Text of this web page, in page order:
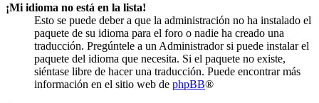
¡Mi idioma no está en la lista!
Esto se puede deber a que la administración no ha instalado el
paquete de su idioma para el foro o nadie ha creado una
traducción. Pregúntele a un Administrador si puede instalar el
paquete del idioma que necesita. Si el paquete no existe,
siéntase libre de hacer una traducción. Puede encontrar más
información en el sitio web de phpBB®